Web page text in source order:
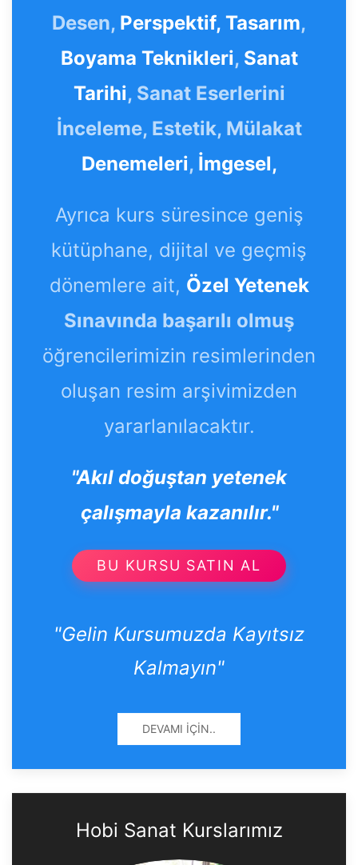
Desen, Perspektif, Tasarım,
Boyama Teknikleri, Sanat
Tarihi, Sanat Eserlerini
İnceleme, Estetik, Mülakat
Denemeleri, İmgesel,
Ayrıca kurs süresince geniş
kütüphane, dijital ve geçmiş
dönemlere ait, Özel Yetenek
Sınavında başarılı olmuş
öğrencilerimizin resimlerinden
oluşan resim arşivimizden
yararlanılacaktır.
"Akıl doğuştan yetenek
çalışmayla kazanılır."
BU KURSU SATIN AL
"Gelin Kursumuzda Kayıtsız
Kalmayın"
DEVAMI İÇIN..
Hobi Sanat Kurslarımız